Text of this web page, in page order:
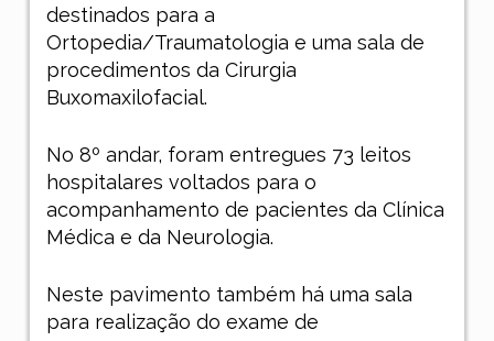
destinados para a
Ortopedia/Traumatologia e uma sala de
procedimentos da Cirurgia
Buxomaxilofacial.
No 8º andar, foram entregues 73 leitos
hospitalares voltados para o
acompanhamento de pacientes da Clínica
Médica e da Neurologia.
Neste pavimento também há uma sala
para realização do exame de